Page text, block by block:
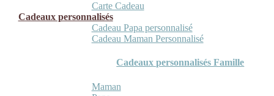
Carte Cadeau
Cadeaux personnalisés
Cadeau Papa personnalisé
Cadeau Maman Personnalisé
Cadeaux personnalisés Famille
Maman